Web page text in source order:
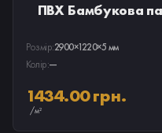
ПВХ Бамбукова
Розмір:2900×1220×5 мм
Колір:—
1434.00 грн.
/м²